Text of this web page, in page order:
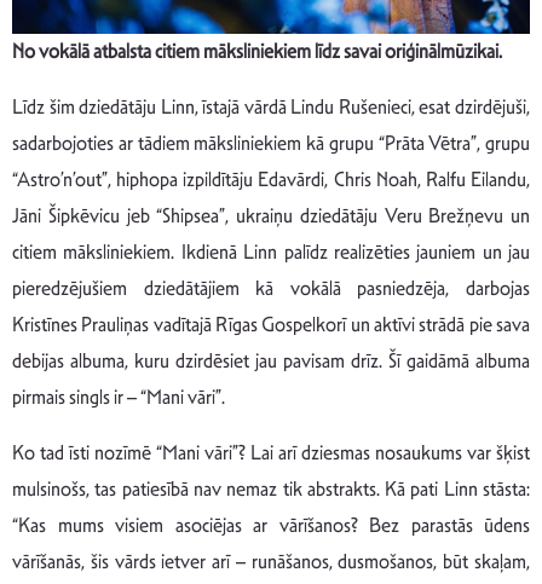
No vokālā atbalsta citiem māksliniekiem līdz savai oriģinālmūzikai.
Līdz šim dziedātāju Linn, īstajā vārdā Lindu Rušenieci, esat dzirdējuši,
sadarbojoties ar tādiem māksliniekiem kā grupu “Prāta Vētra”, grupu
“Astro’n’out”, hiphopa izpildītāju Edavārdi, Chris Noah, Ralfu Eilandu,
Jāni Šipkēvicu jeb “Shipsea”, ukraiņu dziedātāju Veru Brežņevu un
citiem māksliniekiem. Ikdienā Linn palīdz realizēties jauniem un jau
pieredzējušiem dziedātājiem kā vokālā pasniedzēja, darbojas
Kristīnes Prauliņas vadītajā Rīgas Gospelkorī un aktīvi strādā pie sava
debijas albuma, kuru dzirdēsiet jau pavisam drīz. Šī gaidāmā albuma
pirmais singls ir – “Mani vāri”.
Ko tad īsti nozīmē “Mani vāri”? Lai arī dziesmas nosaukums var šķist
mulsinošs, tas patiesībā nav nemaz tik abstrakts. Kā pati Linn stāsta:
“Kas mums visiem asociējas ar vārīšanos? Bez parastās ūdens
vārīšanās, šis vārds ietver arī – runāšanos, dusmošanos, būt skaļam,